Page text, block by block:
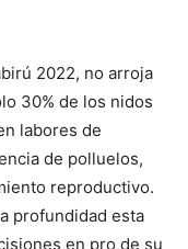
2022, no arroja
30% de los nidos
labores de
de polluelos,
reproductivo.
profundidad esta
en pro de su